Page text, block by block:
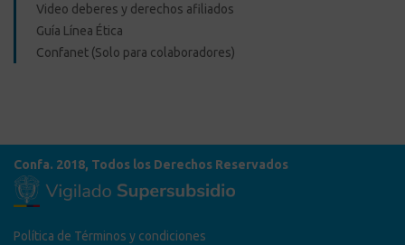
Video deberes y derechos afiliados
Guía Línea Ética
Confanet (Solo para colaboradores)
Confa. 2018, Todos los Derechos Reservados
Política de Términos y condiciones